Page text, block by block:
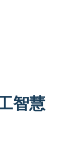
智慧